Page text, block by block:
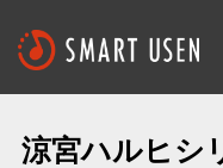
涼宮ハルヒシ